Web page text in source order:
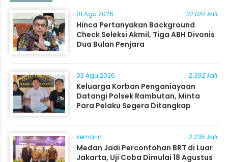
01 Agu 2026 22.051 kali
Hinca Pertanyakan Background
Check Seleksi Akmil, Tiga ABH Divonis
Dua Bulan Penjara
03 Agu 2026 2.362 kali
Keluarga Korban Penganiayaan
Datangi Polsek Rambutan, Minta
Para Pelaku Segera Ditangkap
kemarin 2.235 kali
Medan Jadi Percontohan BRT di Luar
Jakarta, Uji Coba Dimulai 18 Agustus